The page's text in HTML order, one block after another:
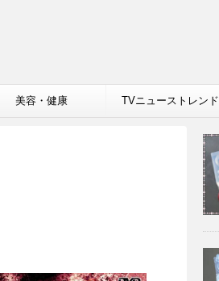
美容・健康 TVニューストレンド